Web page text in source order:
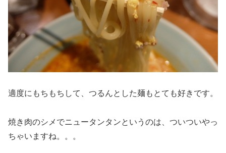
適度にもちもちして、つるんとした麺もとても好きです。
焼き肉のシメでニュータンタンというのは、ついついやっ
ちゃいますね。。。